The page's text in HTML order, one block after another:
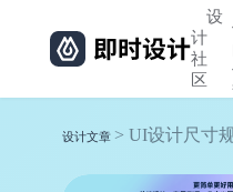
设
计
社
区
设计文章 > UI设计尺寸